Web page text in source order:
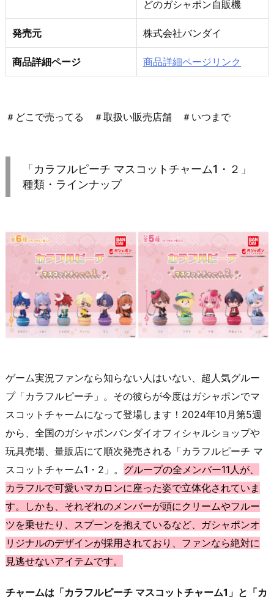
どのガシャポン自販機
発売元 株式会社バンダイ
商品詳細ページ 商品詳細ページリンク
＃どこで売ってる ＃取扱い販売店舗 ＃いつまで
「カラフルピーチ マスコットチャーム1・２」
種類・ラインナップ
ゲーム実況ファンなら知らない人はいない、超人気グルー
プ「カラフルピーチ」。その彼らが今度はガシャポンでマ
スコットチャームになって登場します！2024年10月第5週
から、全国のガシャポンバンダイオフィシャルショップや
玩具売場、量販店にて順次発売される「カラフルピーチ マ
スコットチャーム1・2」。 グループの全メンバー11人が、
カラフルで可愛いマカロンに座った姿で立体化されていま
す。しかも、それぞれのメンバーが頭にクリームやフルー
ツを乗せたり、スプーンを抱えているなど、ガシャポンオ
リジナルのデザインが採用されており、ファンなら絶対に
見逃せないアイテムです。
チャームは「カラフルピーチ マスコットチャーム1」と「カ